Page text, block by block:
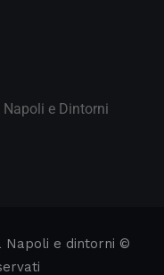
e Dintorni
Napoli e dintorni ©